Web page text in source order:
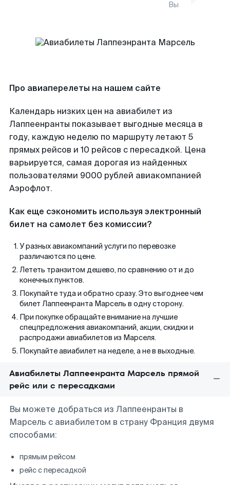
Вы
Про авиаперелеты на нашем сайте
Календарь низких цен на авиабилет из
Лаппеенранты показывает выгодные месяца в
году, каждую неделю по маршруту летают 5
прямых рейсов и 10 рейсов с пересадкой. Цена
варьируется, самая дорогая из найденных
пользователями 9000 рублей авиакомпанией
Аэрофлот.
Как еще сэкономить используя электронный
билет на самолет без комиссии?
У разных авиакомпаний услуги по перевозке
различаются по цене.
Лететь транзитом дешево, по сравнению от и до
конечных пунктов.
Покупайте туда и обратно сразу. Это выгоднее чем
билет Лаппеенранта Марсель в одну сторону.
При покупке обращайте внимание на лучшие
спецпредложения авиакомпаний, акции, скидки и
распродажи авиабилетов из Марселя.
Покупайте авиабилет на неделе, а не в выходные.
Авиабилеты Лаппеенранта Марсель прямой
рейс или с пересадками
Вы можете добраться из Лаппеенранты в
Марсель с авиабилетом в страну Франция двумя
способами:
прямым рейсом
рейс с пересадкой